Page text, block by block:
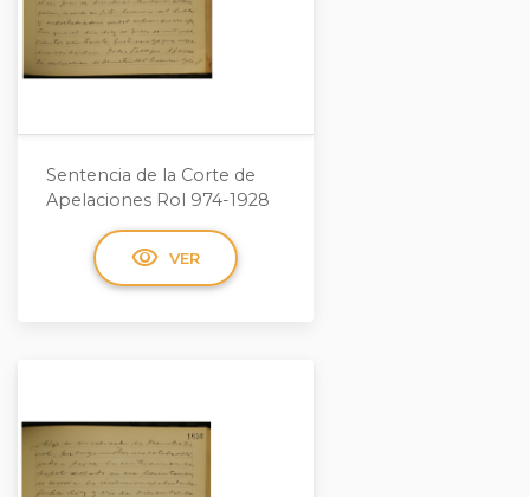
Sentencia de la Corte de
Apelaciones Rol 974-1928
visibility VER